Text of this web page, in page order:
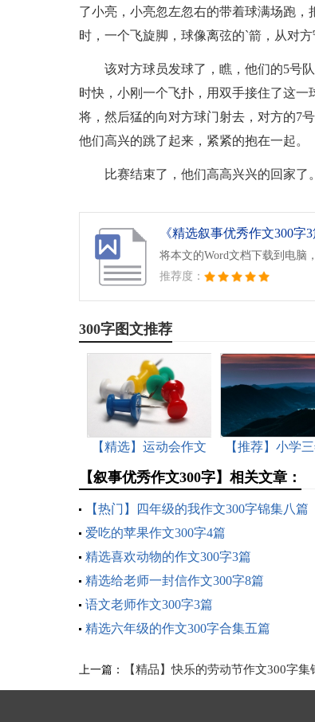
了小亮，小亮忽左忽右的带着球满场跑
时，一个飞旋脚，球像离弦的`箭，从对
该对方球员发球了，瞧，他们的5号
时快，小刚一个飞扑，用双手接住了这
将，然后猛的向对方球门射去，对方的7
他们高兴的跳了起来，紧紧的抱在一起。
比赛结束了，他们高高兴兴的回家了。
《精选叙事优秀作文300字3
将本文的Word文档下载到电脑
推荐度：
300字图文推荐
【精选】运动会作文
【推荐】小学
【叙事优秀作文300字】相关文章：
【热门】四年级的我作文300字锦集八篇
爱吃的苹果作文300字4篇
精选喜欢动物的作文300字3篇
精选给老师一封信作文300字8篇
语文老师作文300字3篇
精选六年级的作文300字合集五篇
上一篇： 【精品】快乐的劳动节作文300字集